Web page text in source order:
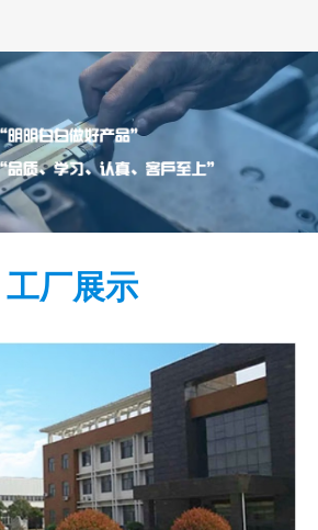
工厂展示